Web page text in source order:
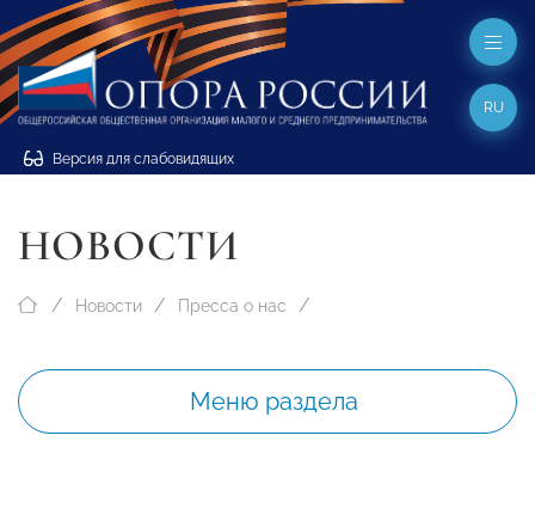
Версия для слабовидящих
RU
НОВОСТИ
Новости Пресса о нас
Меню раздела